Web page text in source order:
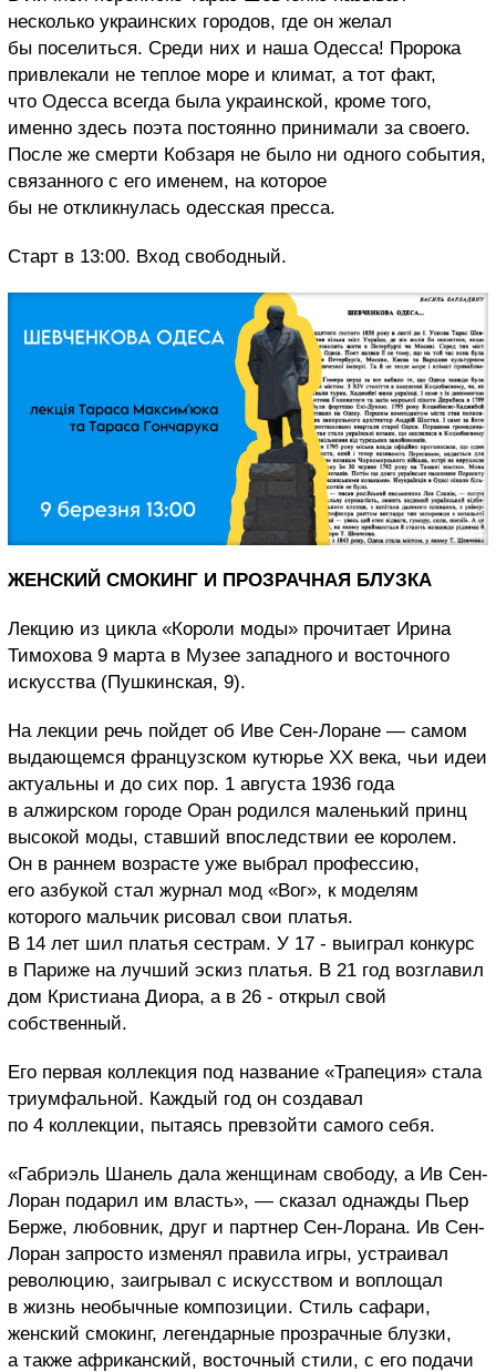
несколько украинских городов, где он желал
бы поселиться. Среди них и наша Одесса! Пророка
привлекали не теплое море и климат, а тот факт,
что Одесса всегда была украинской, кроме того,
именно здесь поэта постоянно принимали за своего.
После же смерти Кобзаря не было ни одного события,
связанного с его именем, на которое
бы не откликнулась одесская пресса.
Старт в 13:00. Вход свободный.
ЖЕНСКИЙ СМОКИНГ И ПРОЗРАЧНАЯ БЛУЗКА
Лекцию из цикла «Короли моды» прочитает Ирина
Тимохова 9 марта в Музее западного и восточного
искусства (Пушкинская, 9).
На лекции речь пойдет об Иве Сен-Лоране — самом
выдающемся французском кутюрье ХХ века, чьи идеи
актуальны и до сих пор. 1 августа 1936 года
в алжирском городе Оран родился маленький принц
высокой моды, ставший впоследствии ее королем.
Он в раннем возрасте уже выбрал профессию,
его азбукой стал журнал мод «Вог», к моделям
которого мальчик рисовал свои платья.
В 14 лет шил платья сестрам. У 17 - выиграл конкурс
в Париже на лучший эскиз платья. В 21 год возглавил
дом Кристиана Диора, а в 26 - открыл свой
собственный.
Его первая коллекция под название «Трапеция» стала
триумфальной. Каждый год он создавал
по 4 коллекции, пытаясь превзойти самого себя.
«Габриэль Шанель дала женщинам свободу, а Ив Сен-
Лоран подарил им власть», — сказал однажды Пьер
Берже, любовник, друг и партнер Сен-Лорана. Ив Сен-
Лоран запросто изменял правила игры, устраивал
революцию, заигрывал с искусством и воплощал
в жизнь необычные композиции. Стиль сафари,
женский смокинг, легендарные прозрачные блузки,
а также африканский, восточный стили, с его подачи